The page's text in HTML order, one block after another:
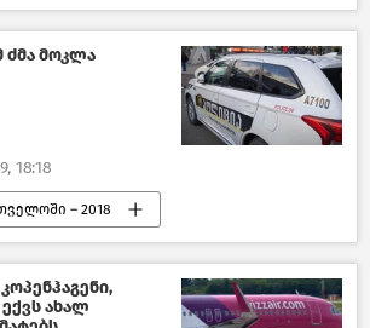
ძმა მოკლა
18:18
– 2018
საქართველო
ახალ